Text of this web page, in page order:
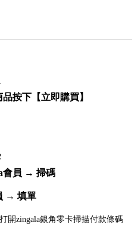
按下【立即購買】
會員 → 掃碼
→ 填單
開zingala銀角零卡掃描付款條碼